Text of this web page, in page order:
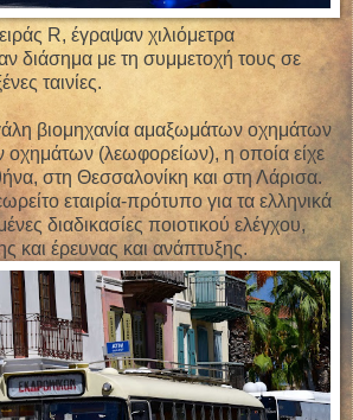
R, έγραψαν χιλιόμετρα
διάσημα με τη συμμετοχή τους σε
ταινίες.
βιομηχανία αμαξωμάτων οχημάτων
(λεωφορείων), η οποία είχε
στη Θεσσαλονίκη και στη Λάρισα.
εταιρία-πρότυπο για τα ελληνικά
διαδικασίες ποιοτικού ελέγχου,
και έρευνας και ανάπτυξης.